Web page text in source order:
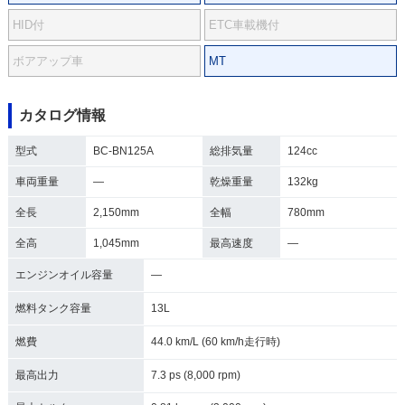
HID付 ETC車載機付
ボアアップ車 MT
カタログ情報
型式 BC-BN125A 総排気量 124cc
車両重量 ― 乾燥重量 132kg
全長 2,150mm 全幅 780mm
全高 1,045mm 最高速度 ―
エンジンオイル容量 ―
燃料タンク容量 13L
燃費 44.0 km/L (60 km/h走行時)
最高出力 7.3 ps (8,000 rpm)